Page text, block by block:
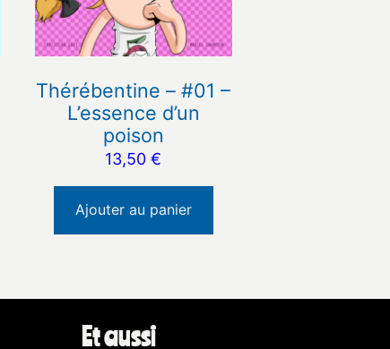
Thérébentine – #01 –
L’essence d’un
poison
13,50€
Ajouter au panier
Et aussi